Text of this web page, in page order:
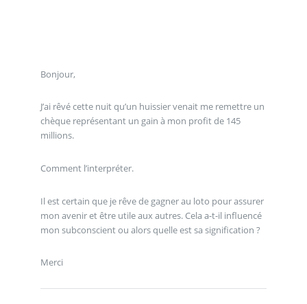
Bonjour,
J’ai rêvé cette nuit qu’un huissier venait me remettre un
chèque représentant un gain à mon profit de 145
millions.
Comment l’interpréter.
Il est certain que je rêve de gagner au loto pour assurer
mon avenir et être utile aux autres. Cela a-t-il influencé
mon subconscient ou alors quelle est sa signification ?
Merci